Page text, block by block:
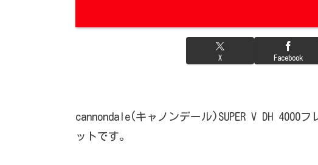
X Facebook
cannondale(キャノンデール)SUPER V DH 4000フ
ットです。